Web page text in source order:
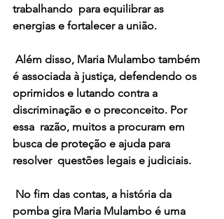
trabalhando  para equilibrar as
energias e fortalecer a união.
é associada à justiça, defendendo os
oprimidos e lutando contra a
discriminação e o preconceito. Por
essa  razão, muitos a procuram em
busca de proteção e ajuda para
resolver  questões legais e judiciais.
pomba gira Maria Mulambo é uma